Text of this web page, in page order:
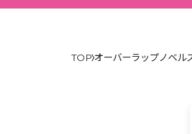
コミック
オーバーラ
TOP オーバーラップノベル